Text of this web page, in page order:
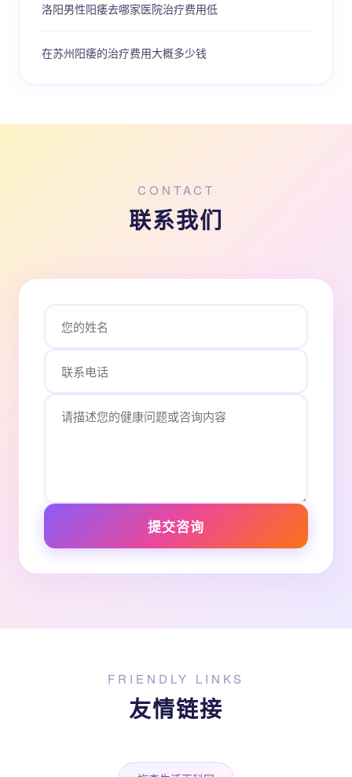
洛阳男性阳痿去哪家医院治疗费用低
在苏州阳痿的治疗费用大概多少钱
CONTACT
联系我们
提交咨询
FRIENDLY LINKS
友情链接